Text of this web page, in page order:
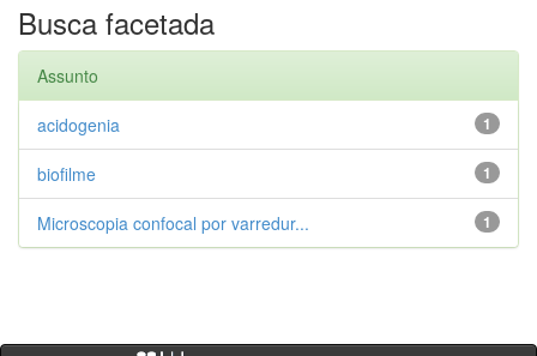
Busca facetada
Assunto
1
acidogenia
1
biofilme
1
Microscopia confocal por varredur...